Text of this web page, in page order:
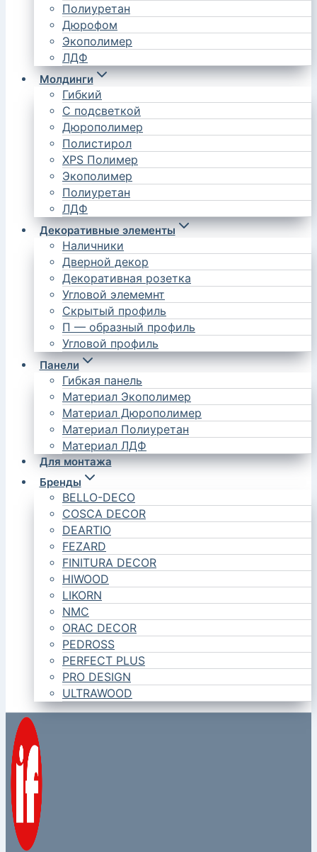
Полиуретан
Дюрофом
Экополимер
ЛДФ
Молдинги
Гибкий
С подсветкой
Дюрополимер
Полистирол
XPS Полимер
Экополимер
Полиуретан
ЛДФ
Декоративные элементы
Наличники
Дверной декор
Декоративная розетка
Угловой элемемнт
Скрытый профиль
П — образный профиль
Угловой профиль
Панели
Гибкая панель
Материал Экополимер
Материал Дюрополимер
Материал Полиуретан
Материал ЛДФ
Для монтажа
Бренды
BELLO-DECO
COSCA DECOR
DEARTIO
FEZARD
FINITURA DECOR
HIWOOD
LIKORN
NMC
ORAC DECOR
PEDROSS
PERFECT PLUS
PRO DESIGN
ULTRAWOOD